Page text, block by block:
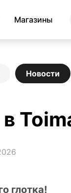
Магазины
Новости
глотка!